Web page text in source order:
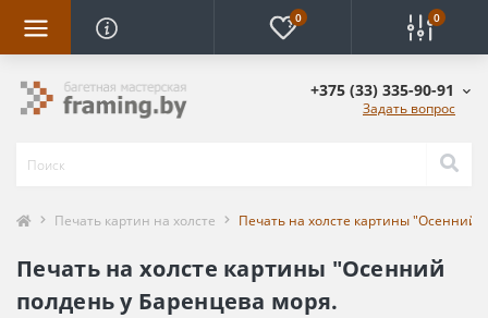
0 0
+375 (33) 335-90-91
Задать вопрос
Печать картин на холсте Печать на холсте картины "Осенний
Печать на холсте картины "Осенний
полдень у Баренцева моря.